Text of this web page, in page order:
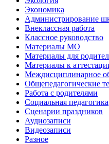
Экономика
Администрирование
Внеклассная работа
Классное руководство
Материалы МО
Материалы для
Материалы к
Междисциплинарное
Общепедагогические
Работа с родителями
Социальная педагогика
Сценарии праздников
Аудиозаписи
Видеозаписи
Разное